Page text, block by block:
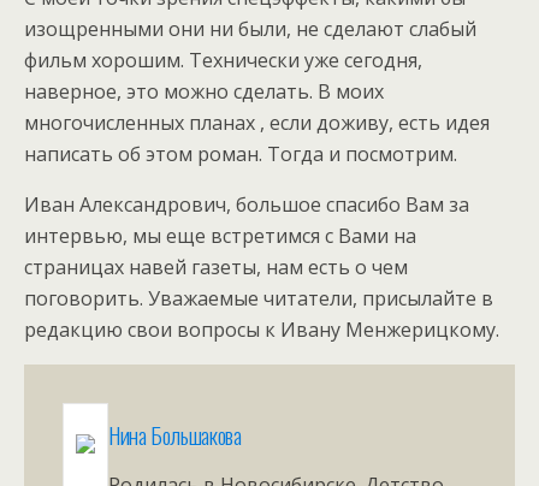
изощренными они ни были, не сделают слабый
фильм хорошим. Технически уже сегодня,
наверное, это можно сделать. В моих
многочисленных планах , если доживу, есть идея
написать об этом роман. Тогда и посмотрим.
Иван Александрович, большое спасибо Вам за
интервью, мы еще встретимся с Вами на
страницах навей газеты, нам есть о чем
поговорить. Уважаемые читатели, присылайте в
редакцию свои вопросы к Ивану Менжерицкому.
Нина Большакова